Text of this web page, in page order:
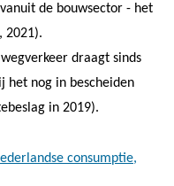
de bouwsector - het
2021).
draagt sinds
het nog in bescheiden
in 2019).
consumptie,